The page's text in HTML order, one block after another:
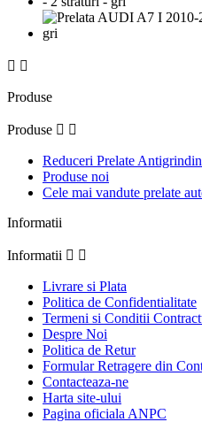
 
Produse
Produse  
Reduceri Prelate
Produse noi
Cele mai vandute prelate
Informatii
Informatii  
Livrare si Plata
Politica de Confidentialitate
Termeni si Conditii
Despre Noi
Politica de Retur
Formular Retragere din
Contacteaza-ne
Harta site-ului
Pagina oficiala ANPC